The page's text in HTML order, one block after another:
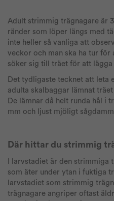
Adult strimmig trägnagare är
ränder som löper längs med
inte heller så vanliga att
veckor och man ska ha tur för
söker sig till träet för att lägga
Det tydligaste tecknet att leta
adulta skalbaggar lämnat
De lämnar då helt runda hål i
mm och ljust mjöligt
Där hittar du strimmig
I larvstadiet är den strimmiga
som äter under ytan i fuktiga
larvstadiet som strimmig
trägnagare angriper oftast